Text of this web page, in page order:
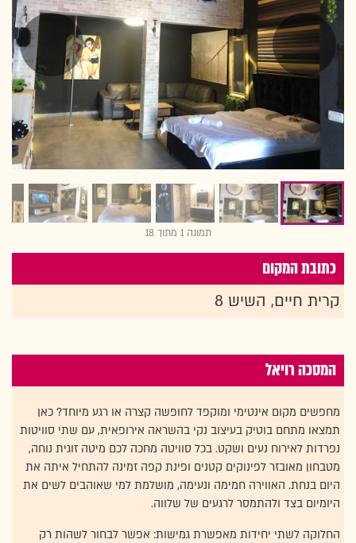
תמונה 1 מתוך 18
כתובת המקום
קרית חיים, השיש 8
המסכה רויאל
מחפשים מקום אינטימי ומוקפד לחופשה קצרה או רגע מיוחד? כאן
תמצאו מתחם בוטיק בעיצוב נקי בהשראה אירופאית, עם שתי סוויטות
נפרדות לאירוח נעים ושקט. בכל סוויטה מחכה לכם מיטה זוגית נוחה,
מטבחון מאובזר לפינוקים קטנים ופינת קפה זמינה להתחיל איתה את
היום בנחת. האווירה חמימה ונעימה, מושלמת למי שאוהבים לשים את
היומיום בצד ולהתמסר לרגעים של שלווה.
החלוקה לשתי יחידות מאפשרת גמישות: אפשר לבחור לשהות רק